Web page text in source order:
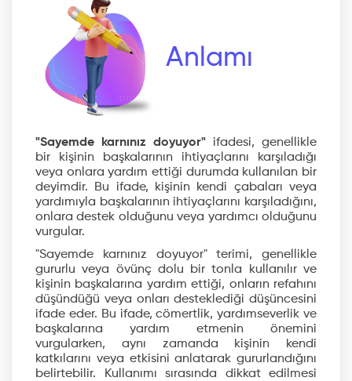
Anlamı
"Sayemde karnınız doyuyor" ifadesi, genellikle
bir kişinin başkalarının ihtiyaçlarını karşıladığı
veya onlara yardım ettiği durumda kullanılan bir
deyimdir. Bu ifade, kişinin kendi çabaları veya
yardımıyla başkalarının ihtiyaçlarını karşıladığını,
onlara destek olduğunu veya yardımcı olduğunu
vurgular.
"Sayemde karnınız doyuyor" terimi, genellikle
gururlu veya övünç dolu bir tonla kullanılır ve
kişinin başkalarına yardım ettiği, onların refahını
düşündüğü veya onları desteklediği düşüncesini
ifade eder. Bu ifade, cömertlik, yardımseverlik ve
başkalarına yardım etmenin önemini
vurgularken, aynı zamanda kişinin kendi
katkılarını veya etkisini anlatarak gururlandığını
belirtebilir. Kullanımı sırasında dikkat edilmesi